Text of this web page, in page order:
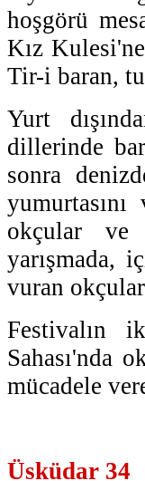
hoşgörü
Kız
Tir-i baran,
Yurt
dillerinde
sonra
okçular ve
yarışmada,
vuran
Festivalın
Sahası'nda
mücadele
Üsküdar 34